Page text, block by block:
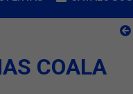
COALA